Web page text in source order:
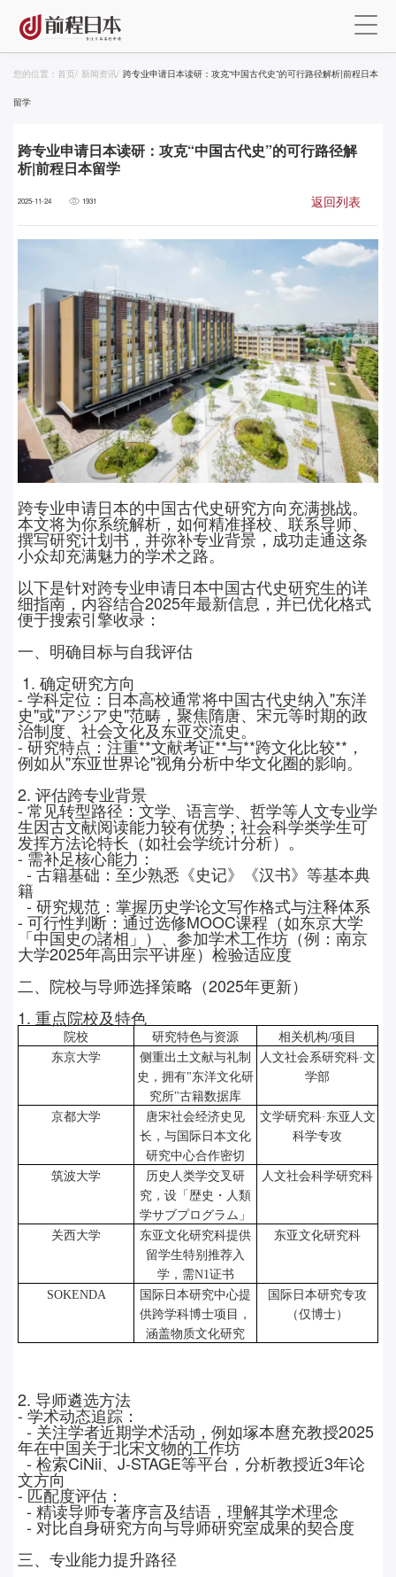
您的位置： 首页/ 新闻资讯/ 跨专业申请日本读研：攻克“中国古代史”的可行路径解析|前程日本
留学
跨专业申请日本读研：攻克“中国古代史”的可行路径解
析|前程日本留学
2025-11-24 1931 返回列表
跨专业申请日本的中国古代史研究方向充满挑战。
本文将为你系统解析，如何精准择校、联系导师、
撰写研究计划书，并弥补专业背景，成功走通这条
小众却充满魅力的学术之路。
以下是针对跨专业申请日本中国古代史研究生的详
细指南，内容结合2025年最新信息，并已优化格式
便于搜索引擎收录：
一、明确目标与自我评估
1. 确定研究方向
- 学科定位：日本高校通常将中国古代史纳入"东洋
史"或"アジア史"范畴，聚焦隋唐、宋元等时期的政
治制度、社会文化及东亚交流史。
-研究特点：注重**文献考证**与**跨文化比较** ，
例如从"东亚世界论"视角分析中华文化圈的影响。
2. 评估跨专业背景
- 常见转型路径：文学、语言学、哲学等人文专业学
生因古文献阅读能力较有优势；社会科学类学生可
发挥方法论特长（如社会学统计分析）。
-需补足核心能力：
-古籍基础：至少熟悉《史记》《汉书》等基本典
籍
-研究规范：掌握历史学论文写作格式与注释体系
- 可行性判断：通过选修MOOC课程（如东京大学
「中国史の諸相」）、参加学术工作坊（例：南京
大学2025年高田宗平讲座）检验适应度
二、院校与导师选择策略（2025年更新）
1. 重点院校及特色
院校 研究特色与资源 相关机构/项目
东京大学
侧重出土文献与礼制
史，拥有"东洋文化研
究所"古籍数据库
人文社会系研究科·文
学部
京都大学
唐宋社会经济史见
长，与国际日本文化
研究中心合作密切
文学研究科·东亚人文
科学专攻
筑波大学
历史人类学交叉研
究，设「歴史・人類
学サブプログラム」
人文社会科学研究科
关西大学
东亚文化研究科提供
留学生特别推荐入
学，需N1证书
东亚文化研究科
SOKENDA
国际日本研究中心提
供跨学科博士项目，
涵盖物质文化研究
国际日本研究专攻
（仅博士）
2. 导师遴选方法
- 学术动态追踪：
-关注学者近期学术活动，例如塚本麿充教授2025
年在中国关于北宋文物的工作坊
- 检索CiNii、J-STAGE等平台，分析教授近3年论
文方向
-匹配度评估：
-精读导师专著序言及结语，理解其学术理念
- 对比自身研究方向与导师研究室成果的契合度
三、专业能力提升路径